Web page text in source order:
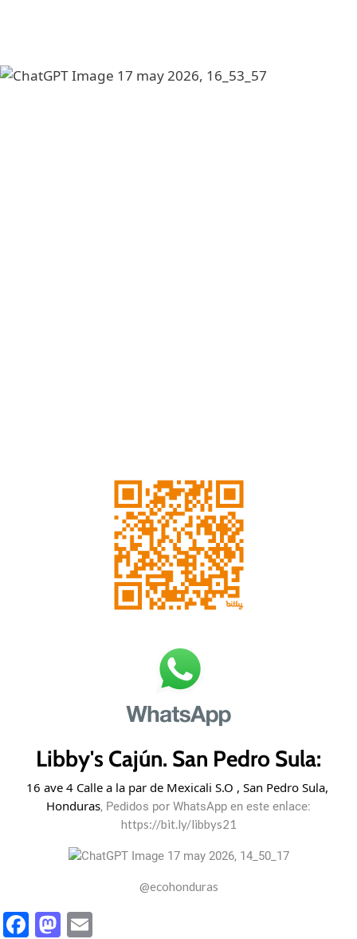
Libby's Cajún. San Pedro Sula:
16 ave 4 Calle a la par de Mexicali S.O , San Pedro Sula,
Honduras, Pedidos por WhatsApp en este enlace:
https://bit.ly/libbys21
@ecohonduras
Facebook
Mastodon